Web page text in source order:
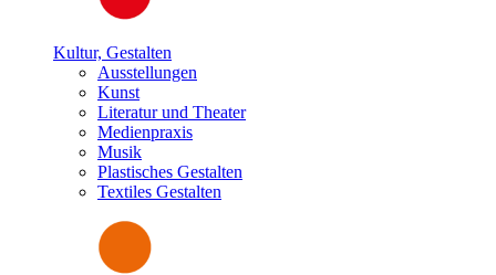
Kultur, Gestalten
Ausstellungen
Kunst
Literatur und Theater
Medienpraxis
Musik
Plastisches Gestalten
Textiles Gestalten